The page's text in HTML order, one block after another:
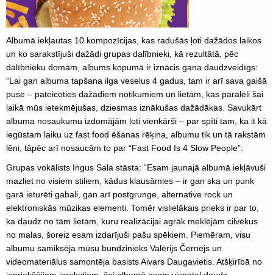
Albumā iekļautas 10 kompozīcijas, kas radušās ļoti dažādos laikos
un ko sarakstījuši dažādi grupas dalībnieki, kā rezultātā, pēc
dalībnieku domām, albums kopumā ir iznācis gana daudzveidīgs:
“Lai gan albuma tapšana ilga veselus 4 gadus, tam ir arī sava gaišā
puse – pateicoties dažādiem notikumiem un lietām, kas paralēli šai
laikā mūs ietekmējušas, dziesmas iznākušas dažādākas. Savukārt
albuma nosaukumu izdomājām ļoti vienkārši – par spīti tam, ka it kā
iegūstam laiku uz fast food ēšanas rēķina, albumu tik un tā rakstām
lēni, tāpēc arī nosaucām to par “Fast Food Is 4 Slow People”.
Grupas vokālists Ingus Sala stāsta: “Esam jaunajā albumā iekļāvuši
mazliet no visiem stiliem, kādus klausāmies – ir gan ska un punk
garā ieturēti gabali, gan arī postgrunge, alternative rock un
elektroniskās mūzikas elementi. Tomēr vislielākais prieks ir par to,
ka daudz no tām lietām, kuru realizācijai agrāk meklējām cilvēkus
no malas, šoreiz esam izdarījuši pašu spēkiem. Piemēram, visu
albumu samiksēja mūsu bundzinieks Valērijs Černejs un
videomateriālus samontēja basists Aivars Daugavietis. Atšķirībā no